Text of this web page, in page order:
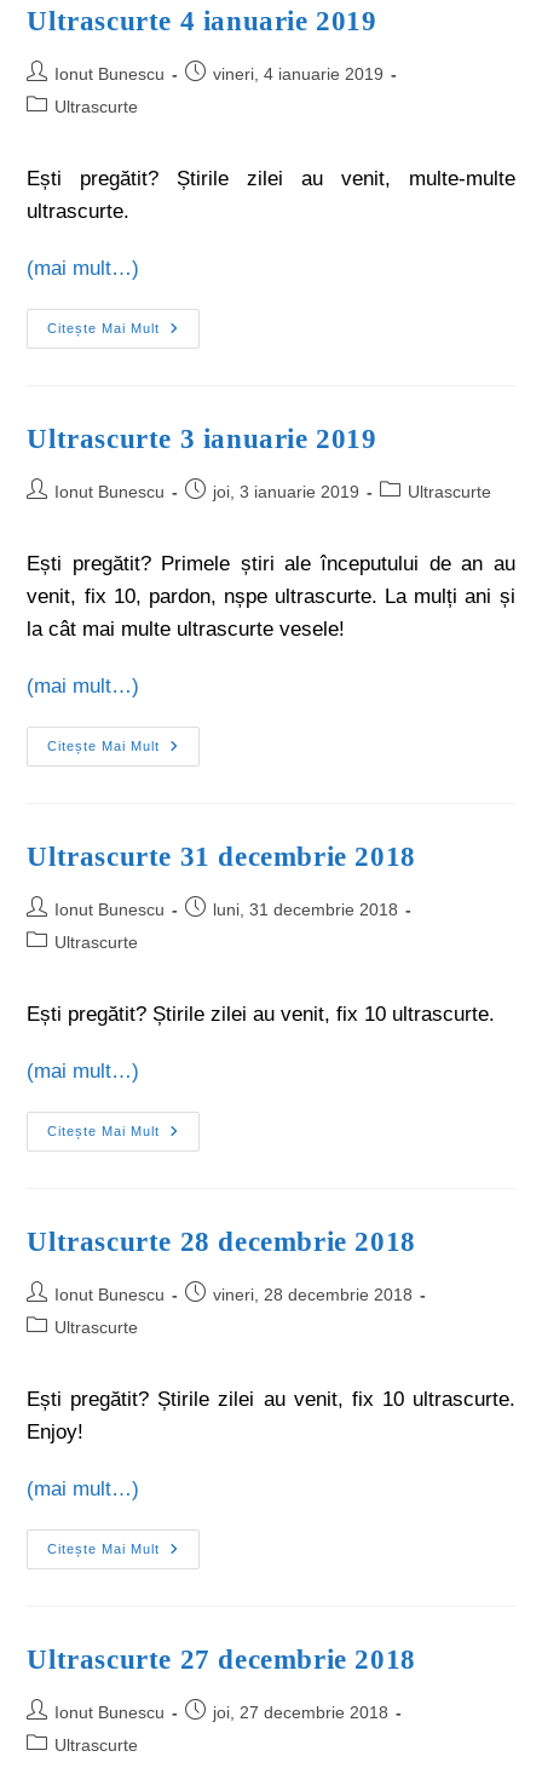
Ultrascurte 4 ianuarie 2019
Ionut Bunescu
vineri, 4 ianuarie 2019
Ultrascurte
Ești pregătit? Știrile zilei au venit, multe-multe
ultrascurte.
(mai mult…)
Citește Mai Mult
Ultrascurte 3 ianuarie 2019
Ionut Bunescu joi, 3 ianuarie 2019 Ultrascurte
Ești pregătit? Primele știri ale începutului de an au
venit, fix 10, pardon, nșpe ultrascurte. La mulți ani și
la cât mai multe ultrascurte vesele!
(mai mult…)
Citește Mai Mult
Ultrascurte 31 decembrie 2018
Ionut Bunescu
luni, 31 decembrie 2018
Ultrascurte
Ești pregătit? Știrile zilei au venit, fix 10 ultrascurte.
(mai mult…)
Citește Mai Mult
Ultrascurte 28 decembrie 2018
Ionut Bunescu
vineri, 28 decembrie 2018
Ultrascurte
Ești pregătit? Știrile zilei au venit, fix 10 ultrascurte.
Enjoy!
(mai mult…)
Citește Mai Mult
Ultrascurte 27 decembrie 2018
Ionut Bunescu
joi, 27 decembrie 2018
Ultrascurte